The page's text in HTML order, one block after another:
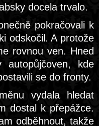
docela trvalo.
pokračovali k
odskočil. A protože
rovnou ven. Hned
kde
se do fronty.
vydala hledat
dostal k přepážce.
odběhnout, takže